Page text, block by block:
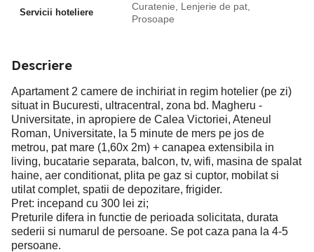
Servicii hoteliere
Curatenie, Lenjerie de pat,
Prosoape
Descriere
Apartament 2 camere de inchiriat in regim hotelier (pe zi)
situat in Bucuresti, ultracentral, zona bd. Magheru -
Universitate, in apropiere de Calea Victoriei, Ateneul
Roman, Universitate, la 5 minute de mers pe jos de
metrou, pat mare (1,60x 2m) + canapea extensibila in
living, bucatarie separata, balcon, tv, wifi, masina de spalat
haine, aer conditionat, plita pe gaz si cuptor, mobilat si
utilat complet, spatii de depozitare, frigider.
Pret: incepand cu 300 lei zi;
Preturile difera in functie de perioada solicitata, durata
sederii si numarul de persoane. Se pot caza pana la 4-5
persoane.